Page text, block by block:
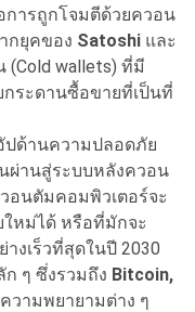
การถูกโจมตีด้วยควอน
กยุคของ Satoshi และ
(Cold wallets) ที่มี
ระดานซื้อขายที่เป็นที่
ปด้านความปลอดภัย
นผ่านสู่ระบบหลังควอน
อนตัมคอมพิวเตอร์จะ
หม่ได้ หรือที่มักจะ
างเร็วที่สุดในปี 2030
ๆ ซึ่งรวมถึง Bitcoin,
วามพยายามต่าง ๆ